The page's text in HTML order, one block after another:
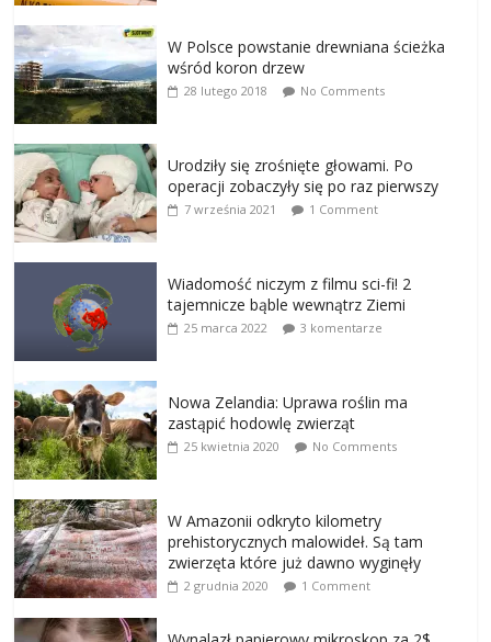
W Polsce powstanie drewniana ścieżka
wśród koron drzew
28 lutego 2018 No Comments
Urodziły się zrośnięte głowami. Po
operacji zobaczyły się po raz pierwszy
7 września 2021 1 Comment
Wiadomość niczym z filmu sci-fi! 2
tajemnicze bąble wewnątrz Ziemi
25 marca 2022 3 komentarze
Nowa Zelandia: Uprawa roślin ma
zastąpić hodowlę zwierząt
25 kwietnia 2020 No Comments
W Amazonii odkryto kilometry
prehistorycznych malowideł. Są tam
zwierzęta które już dawno wyginęły
2 grudnia 2020 1 Comment